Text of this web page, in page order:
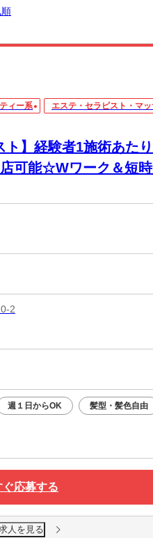
順
ィー系 エステ・セラピスト・マ
ト】経験者1施術あた
可能☆Wワーク＆短
2
週１日からOK 髪型・髪色自由
ぐ応募する
人を見る